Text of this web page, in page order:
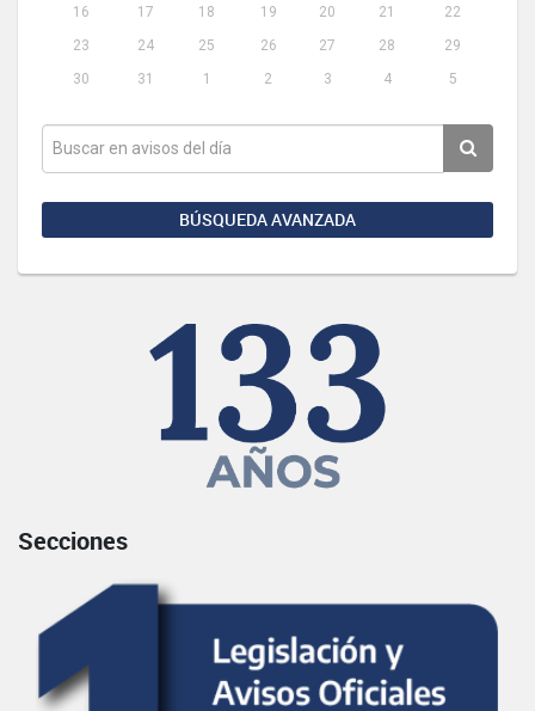
16
17 18 19 20 21
22
23
24 25 26 27 28
29
30
31 1 2 3 4 5
BÚSQUEDA AVANZADA
Secciones